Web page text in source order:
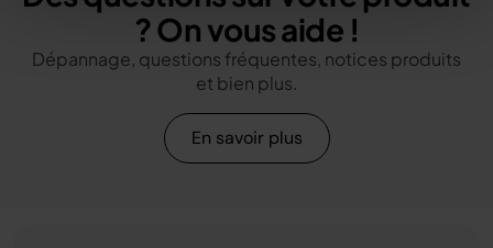
? On vous aide !
Dépannage, questions fréquentes, notices produits
et bien plus.
En savoir plus